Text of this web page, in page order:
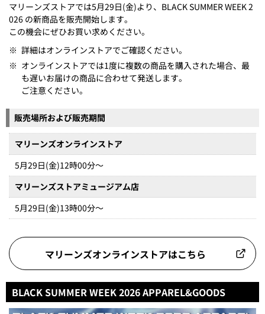
マリーンズストアでは5月29日(金)より、BLACK SUMMER WEEK 2
026 の新商品を販売開始します。
この機会にぜひお買い求めください。
※ 詳細はオンラインストアでご確認ください。
※ オンラインストアでは1度に複数の商品を購入された場合、最
も遅いお届けの商品に合わせて発送します。
ご注意ください。
販売場所および販売期間
マリーンズオンラインストア
5月29日(金)12時00分～
マリーンズストアミュージアム店
5月29日(金)13時00分～
マリーンズオンラインストアはこちら
BLACK SUMMER WEEK 2026 APPAREL&GOODS